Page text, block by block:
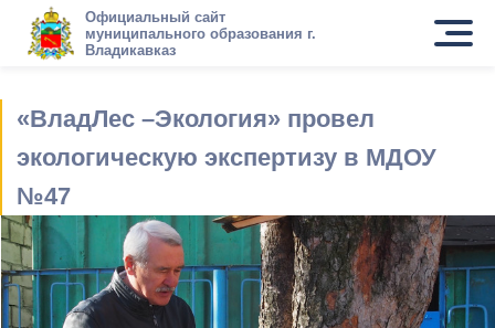
Официальный сайт
муниципального образования г.
Владикавказ
«ВладЛес –Экология» провел
экологическую экспертизу в МДОУ
№47